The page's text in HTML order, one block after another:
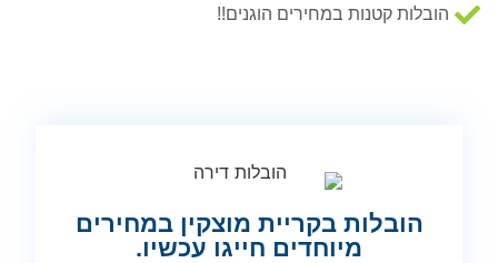
הובלות קטנות במחירים הוגנים!!
הובלות בקריית מוצקין במחירים
מיוחדים חייגו עכשיו.